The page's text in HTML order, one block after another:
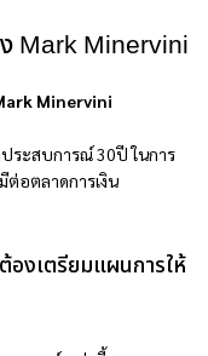
Mark Minervini
Minervini
ระสบการณ์ 30ปี ในการ
ต่อตลาดการเงิน
องเตรียมแผนการให้